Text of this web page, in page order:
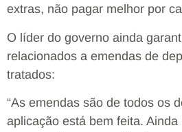
extras, não pagar melhor por
O líder do governo ainda
relacionados a emendas de
tratados:
“As emendas são de todos os
aplicação está bem feita.